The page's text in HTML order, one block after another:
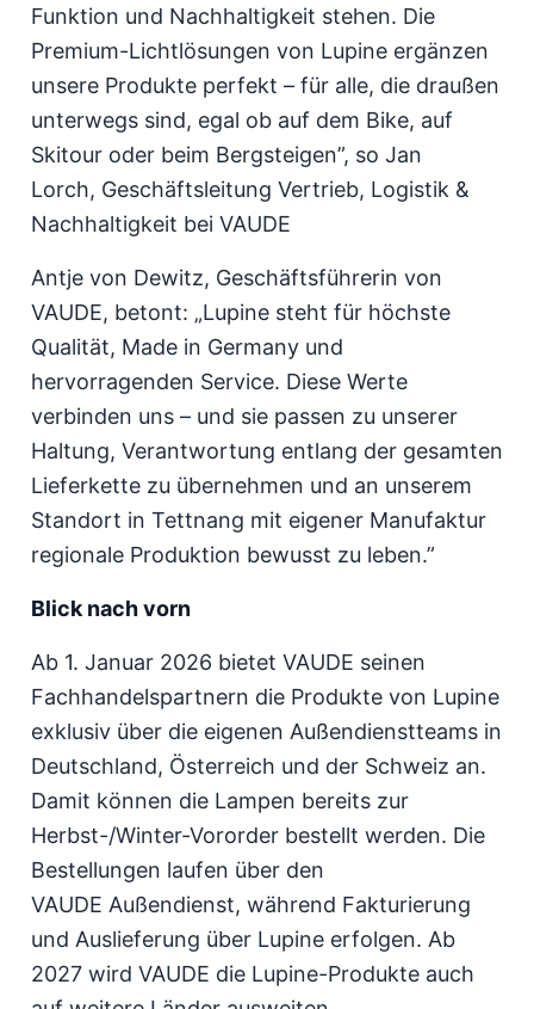
Funktion und Nachhaltigkeit stehen. Die
Premium-Lichtlösungen von Lupine ergänzen
unsere Produkte perfekt – für alle, die draußen
unterwegs sind, egal ob auf dem Bike, auf
Skitour oder beim Bergsteigen”, so Jan
Lorch, Geschäftsleitung Vertrieb, Logistik &
Nachhaltigkeit bei VAUDE
Antje von Dewitz, Geschäftsführerin von
VAUDE, betont: „Lupine steht für höchste
Qualität, Made in Germany und
hervorragenden Service. Diese Werte
verbinden uns – und sie passen zu unserer
Haltung, Verantwortung entlang der gesamten
Lieferkette zu übernehmen und an unserem
Standort in Tettnang mit eigener Manufaktur
regionale Produktion bewusst zu leben.”
Blick nach vorn
Ab 1. Januar 2026 bietet VAUDE seinen
Fachhandelspartnern die Produkte von Lupine
exklusiv über die eigenen Außendienstteams in
Deutschland, Österreich und der Schweiz an.
Damit können die Lampen bereits zur
Herbst-/Winter-Vororder bestellt werden. Die
Bestellungen laufen über den
VAUDE Außendienst, während Fakturierung
und Auslieferung über Lupine erfolgen. Ab
2027 wird VAUDE die Lupine-Produkte auch